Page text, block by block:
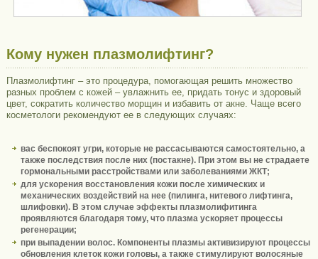
Кому нужен плазмолифтинг?
Плазмолифтинг – это процедура, помогающая решить множество
разных проблем с кожей – увлажнить ее, придать тонус и здоровый
цвет, сократить количество морщин и избавить от акне. Чаще всего
косметологи рекомендуют ее в следующих случаях:
вас беспокоят угри, которые не рассасываются самостоятельно, а
также последствия после них (постакне). При этом вы не страдаете
гормональными расстройствами или заболеваниями ЖКТ;
для ускорения восстановления кожи после химических и
механических воздействий на нее (пилинга, нитевого лифтинга,
шлифовки). В этом случае эффекты плазмолифитинга
проявляются благодаря тому, что плазма ускоряет процессы
регенерации;
при выпадении волос. Компоненты плазмы активизируют процессы
обновления клеток кожи головы, а также стимулируют волосяные